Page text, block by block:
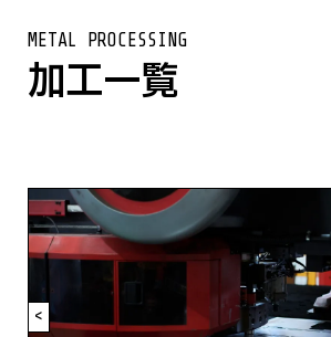
METAL PROCESSING
加工一覧
<